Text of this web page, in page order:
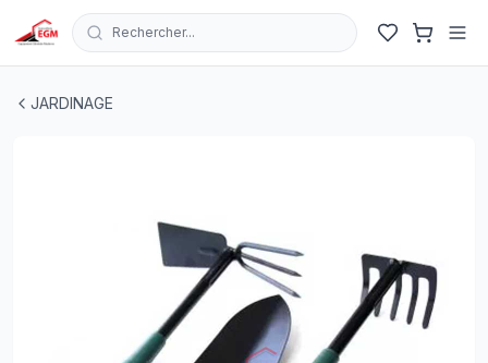
Rechercher...
JARDINAGE